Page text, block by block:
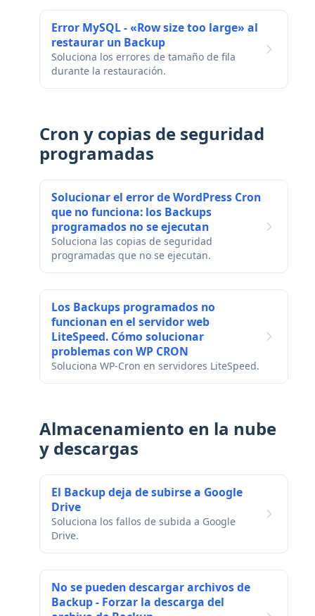
Error MySQL - «Row size too large» al
restaurar un Backup
Soluciona los errores de tamaño de fila
durante la restauración.
Cron y copias de seguridad
programadas
Solucionar el error de WordPress Cron
que no funciona: los Backups
programados no se ejecutan
Soluciona las copias de seguridad
programadas que no se ejecutan.
Los Backups programados no
funcionan en el servidor web
LiteSpeed. Cómo solucionar
problemas con WP CRON
Soluciona WP-Cron en servidores LiteSpeed.
Almacenamiento en la nube
y descargas
El Backup deja de subirse a Google
Drive
Soluciona los fallos de subida a Google
Drive.
No se pueden descargar archivos de
Backup - Forzar la descarga del